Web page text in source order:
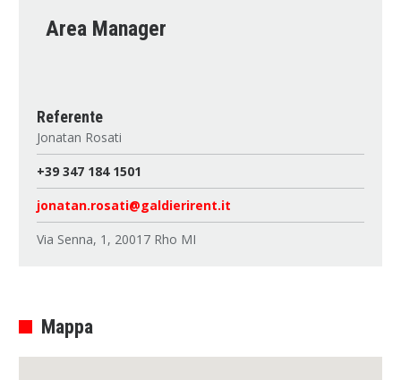
Area Manager
Referente
Jonatan Rosati
+39 347 184 1501
jonatan.rosati@galdierirent.it
Via Senna, 1, 20017 Rho MI
Mappa